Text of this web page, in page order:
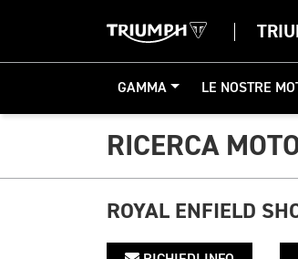
GAMMA LE NOSTRE
RICERCA
ROYAL ENFIELD